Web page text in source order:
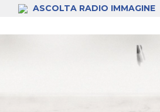
ASCOLTA RADIO IMMAGINE